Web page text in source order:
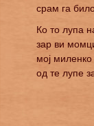
срам га
Ко то лупа
зар ви
мој миленко
од те лупе